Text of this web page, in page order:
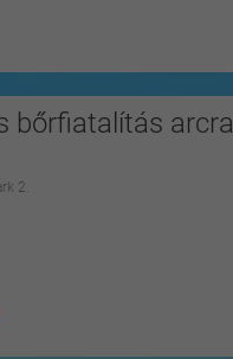
bőrfiatalítás arcra
2.